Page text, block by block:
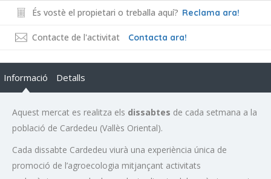
És vostè el propietari o treballa aquí? Reclama ara!
Contacte de l'activitat Contacta ara!
Informació Detalls
Aquest mercat es realitza els dissabtes de cada setmana a la
població de Cardedeu (Vallès Oriental).
Cada dissabte Cardedeu viurà una experiència única de
promoció de l’agroecologia mitjançant activitats